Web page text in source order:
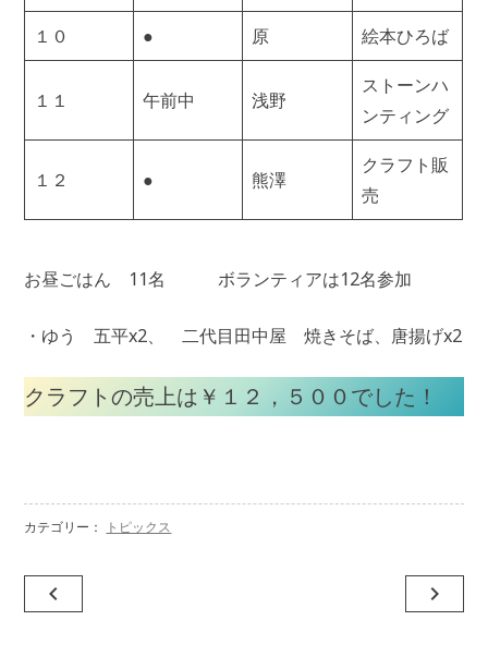
１０ ● 原 絵本ひろば
１１ 午前中 浅野
ストーンハ
ンティング
１２ ● 熊澤
クラフト販
売
お昼ごはん 11名 ボランティアは12名参加
・ゆう 五平x2、 二代目田中屋 焼きそば、唐揚げx2
クラフトの売上は￥１２，５００でした！
カテゴリー： トピックス
投
稿
navigate_before navigate_next